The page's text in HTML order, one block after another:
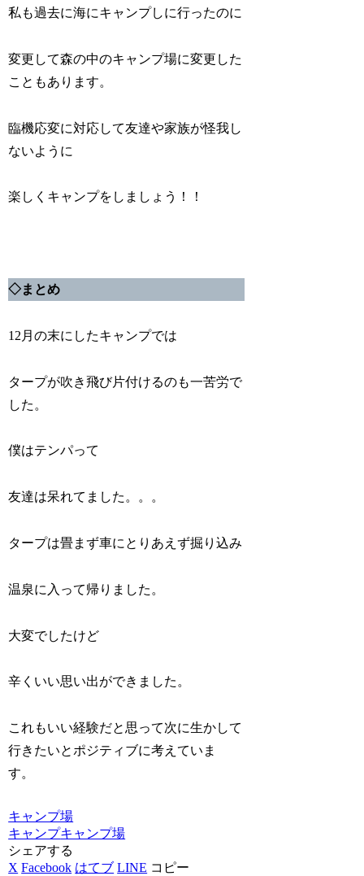
私も過去に海にキャンプしに行ったのに
変更して森の中のキャンプ場に変更した
こともあります。
臨機応変に対応して友達や家族が怪我し
ないように
楽しくキャンプをしましょう！！
◇まとめ
12月の末にしたキャンプでは
タープが吹き飛び片付けるのも一苦労で
した。
僕はテンパって
友達は呆れてました。。。
タープは畳まず車にとりあえず掘り込み
温泉に入って帰りました。
大変でしたけど
辛くいい思い出ができました。
これもいい経験だと思って次に生かして
行きたいとポジティブに考えていま
す。
キャンプ場
キャンプキャンプ場
シェアする
X Facebook はてブ LINE コピー